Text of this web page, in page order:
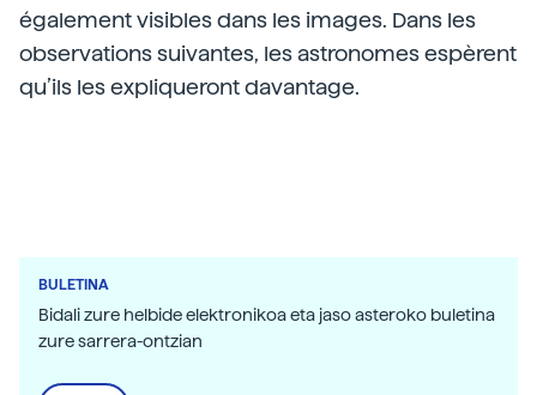
également visibles dans les images. Dans les
observations suivantes, les astronomes espèrent
qu’ils les expliqueront davantage.
BULETINA
Bidali zure helbide elektronikoa eta jaso asteroko buletina
zure sarrera-ontzian